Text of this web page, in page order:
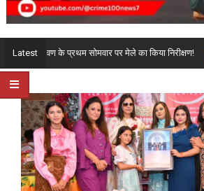
Menu
Latest
श्रावण के प्रथम सोमवार पर मेले का किया निरीक्षण!